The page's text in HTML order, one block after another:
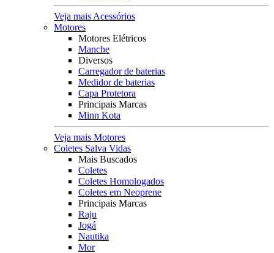
Veja mais Acessórios
Motores
Motores Elétricos
Manche
Diversos
Carregador de baterias
Medidor de baterias
Capa Protetora
Principais Marcas
Minn Kota
Veja mais Motores
Coletes Salva Vidas
Mais Buscados
Coletes
Coletes Homologados
Coletes em Neoprene
Principais Marcas
Raju
Jogá
Nautika
Mor